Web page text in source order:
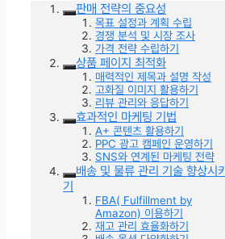
판매 전략의 중요성
목표 설정과 계획 수립
경쟁 분석 및 시장 조사
가격 전략 수립하기
상품 페이지 최적화
매력적인 제목과 설명 작성
고화질 이미지 활용하기
리뷰 관리와 응답하기
효과적인 마케팅 기법
A+ 콘텐츠 활용하기
PPC 광고 캠페인 운영하기
SNS와 연계된 마케팅 전략
배송 및 물류 관리 기술 향상시키
기
FBA( Fulfillment by
Amazon) 이용하기
재고 관리 효율화하기